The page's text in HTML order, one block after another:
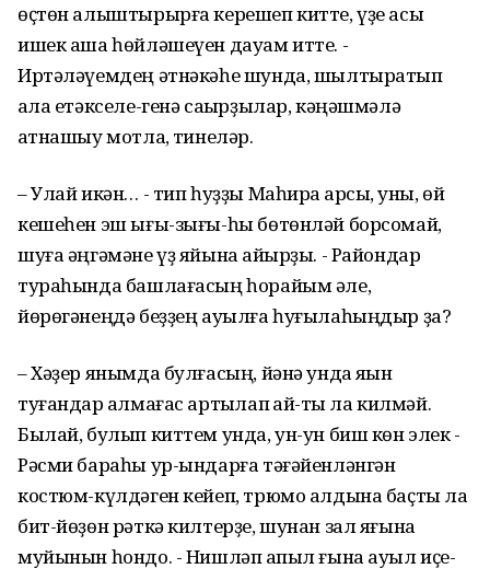
өҫтөн алыштырырға керешеп китте, үҙе асыҡ
ишек аша һөйләшеүен дауам итте. -
Иртәләүемдең әтнәкәһе шунда, шылтыратып
ҡала етәкселе-генә саҡырҙылар, кәңәшмәлә
ҡатнашыу мотлаҡ, тинеләр.
– Улай икән… - тип һуҙҙы Маһира ҡарсыҡ, уны, өй
кешеһен эш ығы-зығы-һы бөтөнләй борсомай,
шуға әңгәмәне үҙ яйына ҡайырҙы. - Райондар
тураһында башлағасың һорайым әле,
йөрөгәнеңдә беҙҙең ауылға һуғылаһыңдыр ҙа?
– Хәҙер янымда булғасың, йәнә унда яҡын
туғандар ҡалмағас артыҡлап ҡай-тҡы ла килмәй.
Былай, булып киттем унда, ун-ун биш көн элек -
Рәсми бараһы ур-ындарға тәғәйенләнгән
костюм-күлдәген кейеп, трюмо алдына баҫты ла
бит-йөҙөн рәткә килтерҙе, шунан зал яғына
муйынын һондо. - Нишләп ҡапыл ғына ауыл иҫе-